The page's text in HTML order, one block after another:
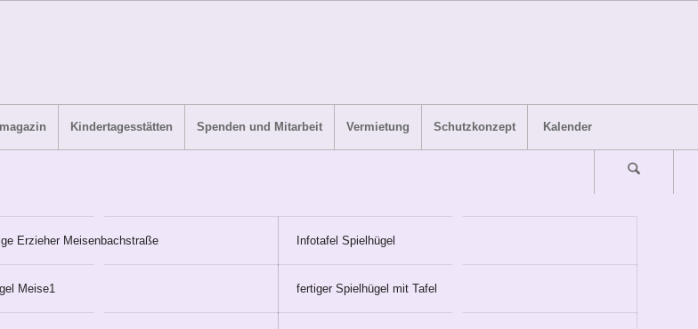
Kindertagesstätten Spenden und Mitarbeit Vermietung Schutzkonzept Kalender
Erzieher Meisenbachstraße Infotafel Spielhügel
Meise1 fertiger Spielhügel mit Tafel